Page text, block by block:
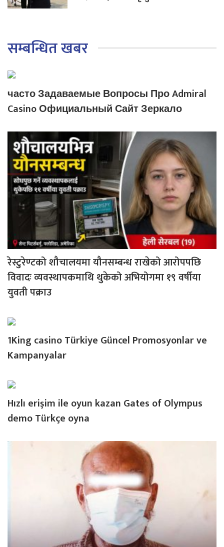
सम्बन्धित खबर
часто Задаваемые Вопросы Про Admiral
Casino Официальный Сайт Зеркало
रेस्टुरेण्टको शौचालयमा यौनसम्बन्ध राखेको आरोपपछि
विवादः व्यवस्थापकमाथि थुकेको अभियोगमा १९ वर्षीया
युवती पक्राउ
1King casino Türkiye Güncel Promosyonlar ve
Kampanyalar
Hızlı erişim ile oyun kazan Gates of Olympus
demo Türkçe oyna